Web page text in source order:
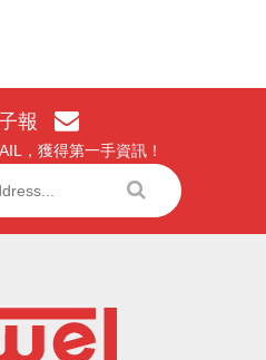
報
，獲得第一手資訊！